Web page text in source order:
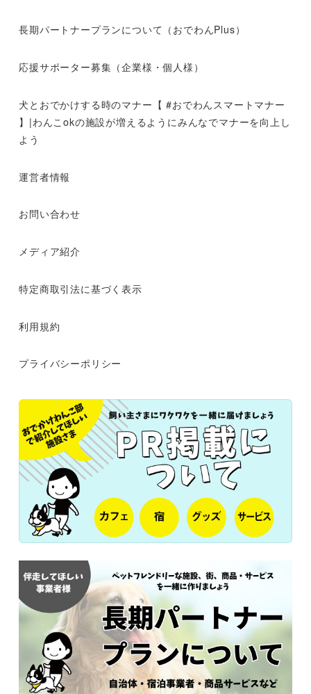
長期パートナープランについて（おでわんPlus）
応援サポーター募集（企業様・個人様）
犬とおでかけする時のマナー【 #おでわんスマートマナー
】|わんこokの施設が増えるようにみんなでマナーを向上し
よう
運営者情報
お問い合わせ
メディア紹介
特定商取引法に基づく表示
利用規約
プライバシーポリシー